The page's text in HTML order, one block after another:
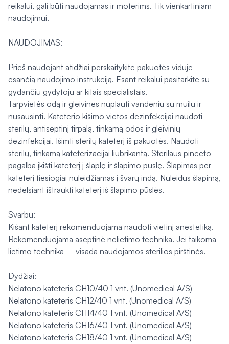
reikalui, gali būti naudojamas ir moterims. Tik vienkartiniam
naudojimui.
NAUDOJIMAS:
Prieš naudojant atidžiai perskaitykite pakuotės viduje
esančią naudojimo instrukciją. Esant reikalui pasitarkite su
gydančiu gydytoju ar kitais specialistais.
Tarpvietės odą ir gleivines nuplauti vandeniu su muilu ir
nusausinti. Kateterio kišimo vietos dezinfekcijai naudoti
sterilų, antiseptinį tirpalą, tinkamą odos ir gleivinių
dezinfekcijai. Išimti sterilų kateterį iš pakuotės. Naudoti
sterilų, tinkamą kateterizacijai liubrikantą. Sterilaus pinceto
pagalba įkišti kateterį į šlaplę ir šlapimo pūslę. Šlapimas per
kateterį tiesiogiai nuleidžiamas į švarų indą. Nuleidus šlapimą,
nedelsiant ištraukti kateterį iš šlapimo pūslės.
Svarbu:
Kišant kateterį rekomenduojama naudoti vietinį anestetiką.
Rekomenduojama aseptinė nelietimo technika. Jei taikoma
lietimo technika – visada naudojamos sterilios pirštinės.
Dydžiai:
Nelatono kateteris CH10/40 1 vnt. (Unomedical A/S)
Nelatono kateteris CH12/40 1 vnt. (Unomedical A/S)
Nelatono kateteris CH14/40 1 vnt. (Unomedical A/S)
Nelatono kateteris CH16/40 1 vnt. (Unomedical A/S)
Nelatono kateteris CH18/40 1 vnt. (Unomedical A/S)